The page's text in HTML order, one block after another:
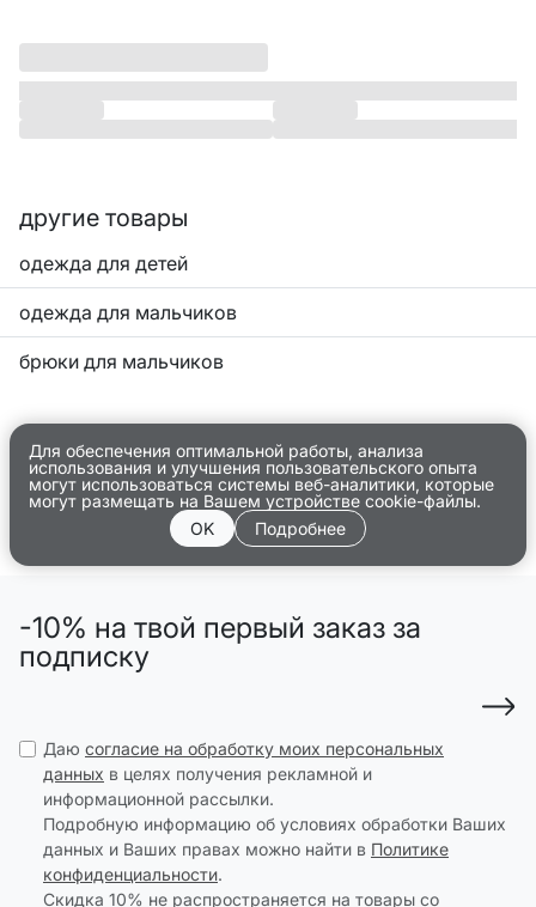
другие товары
одежда для детей
одежда для мальчиков
брюки для мальчиков
Для обеспечения оптимальной работы, анализа
использования и улучшения пользовательского опыта
могут использоваться системы веб-аналитики, которые
могут размещать на Вашем устройстве cookie-файлы.
OK
Подробнее
-10% на твой первый заказ за
подписку
Даю согласие на обработку моих персональных
данных в целях получения рекламной и
информационной рассылки.
Подробную информацию об условиях обработки Ваших
данных и Ваших правах можно найти в Политике
конфиденциальности.
Скидка 10% не распространяется на товары со